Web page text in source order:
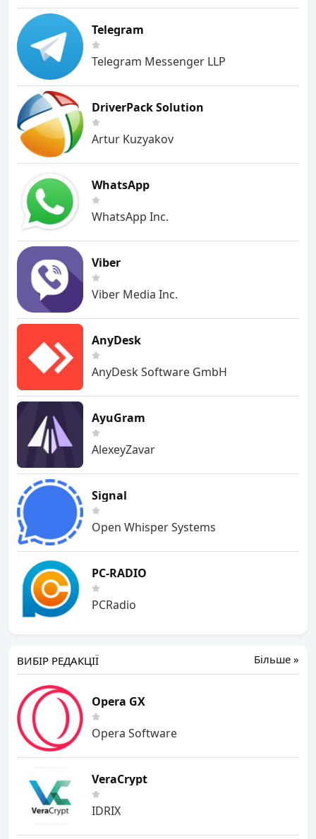
Telegram
Telegram Messenger LLP
DriverPack Solution
Artur Kuzyakov
WhatsApp
WhatsApp Inc.
Viber
Viber Media Inc.
AnyDesk
AnyDesk Software GmbH
AyuGram
AlexeyZavar
Signal
Open Whisper Systems
PC-RADIO
PCRadio
Більше »
ВИБІР РЕДАКЦІЇ
Opera GX
Opera Software
VeraCrypt
IDRIX